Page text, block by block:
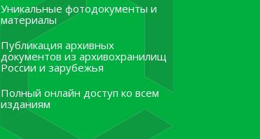
Уникальные фотодокументы и
материалы
Публикация архивных
документов из архивохранилищ
России и зарубежья
Полный онлайн доступ ко всем
изданиям